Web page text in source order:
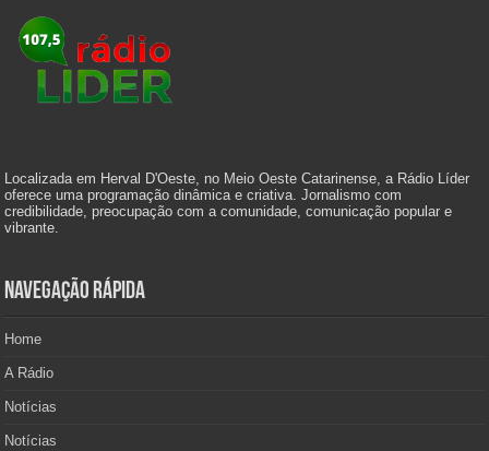
Localizada em Herval D'Oeste, no Meio Oeste Catarinense, a Rádio Líder
oferece uma programação dinâmica e criativa. Jornalismo com
credibilidade, preocupação com a comunidade, comunicação popular e
vibrante.
Navegação Rápida
Home
A Rádio
Notícias
Notícias